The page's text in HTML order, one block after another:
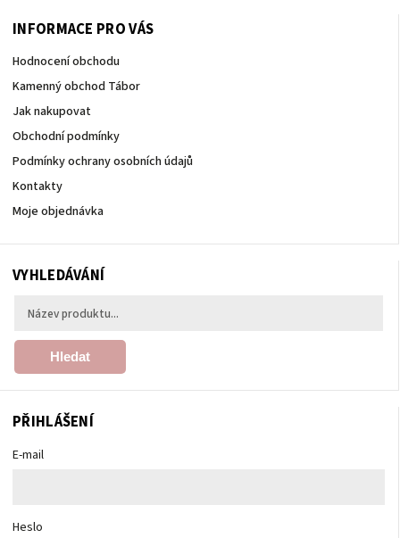
INFORMACE PRO VÁS
Hodnocení obchodu
Kamenný obchod Tábor
Jak nakupovat
Obchodní podmínky
Podmínky ochrany osobních údajů
Kontakty
Moje objednávka
VYHLEDÁVÁNÍ
Hledat
PŘIHLÁŠENÍ
E-mail
Heslo